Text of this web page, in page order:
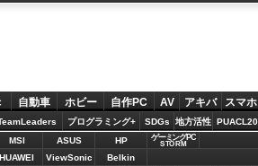
自動車 ホビー 自作PC AV アキバ スマホ
プログラミング+ SDGs 地方活性
MSI ASUS HP ゲーミングPC
STORM
HUAWEI ViewSonic Belkin